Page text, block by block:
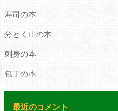
寿司の本
分とく山の本
刺身の本
包丁の本
最近のコメント